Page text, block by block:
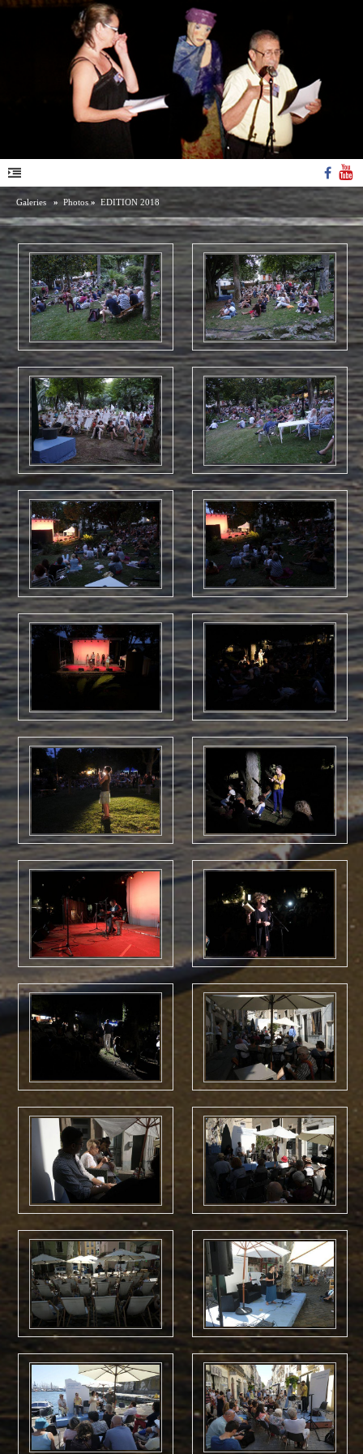
Galeries » Photos » EDITION 2018